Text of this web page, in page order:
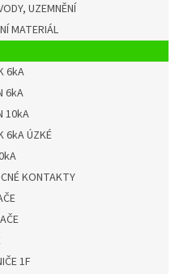
UZEMNĚNÍ
MATERIÁL
6kA
6kA
10kA
6kA ÚZKÉ
KONTAKTY
1F